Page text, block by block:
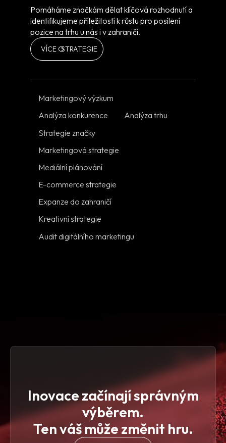
Pomáháme značkám dělat klíčová rozhodnutí a
identifikujeme příležitostí k růstu pro posílení
pozice na trhu u nás i v zahraničí.
VÍCE OSTRATEGIE
Marketingový výzkum
Analýza konkurence
Analýza trhu
Strategie značky
Marketingová strategie
Mediální plánování
E-commerce strategie
Expanze do zahraničí
Kreativní strategie
Audit digitálního marketingu
Inovace začínají správným
výběrem.
Ten váš může změnit hru.